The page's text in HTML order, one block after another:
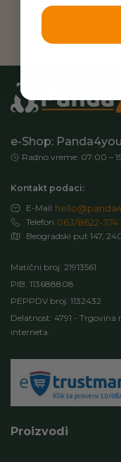
e-Shop:
Radno vreme: 07:00 –
Kontakt podaci:
E-Mail
Telefon 063/8622-374
Beogradski put 147,
Matični broj: 21913561
PIB: 113688808
PEPPDV broj: 1132432
Delatnost: 4791 -
interneta.
Proizvodi